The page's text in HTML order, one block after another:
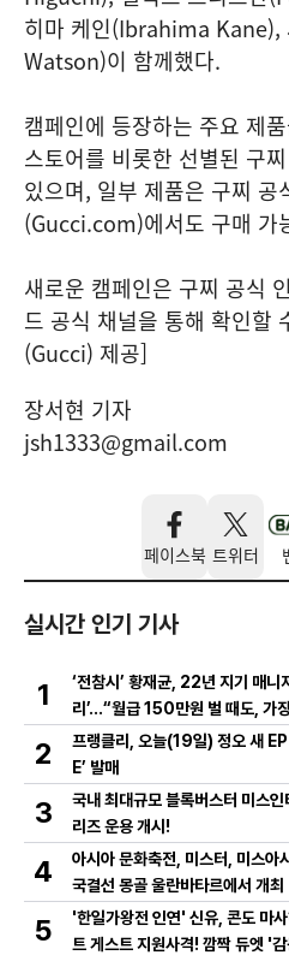
히마 케인(Ibrahima Kane),
Watson)이 함께했다.
캠페인에 등장하는 주요 제
스토어를 비롯한 선별된 구
있으며, 일부 제품은 구찌 공
(Gucci.com)에서도 구매 가
새로운 캠페인은 구찌 공식
드 공식 채널을 통해 확인할
(Gucci) 제공]
장서현 기자
jsh1333@gmail.com
페이스북 트위터
실시간 인기 기사
1
‘전참시’ 황재균, 22년 지기 매니
리’...“월급 150만원 벌 때도, 가
신 내줘” 미담 大방출
2
프랭클리, 오늘(19일) 정오 새
E’ 발매
3
국내 최대규모 블록버스터 미스인터콘티넨탈 한국시
리즈 운용 개시!
4
아시아 문화축전, 미스터, 미스아
국결선 몽골 울란바타르에서 개최
5
'한일가왕전 인연' 신유, 콘도 마
트 게스트 지원사격! 깜짝 듀엣 '